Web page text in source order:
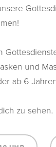
und
ab 6
zu sehen.